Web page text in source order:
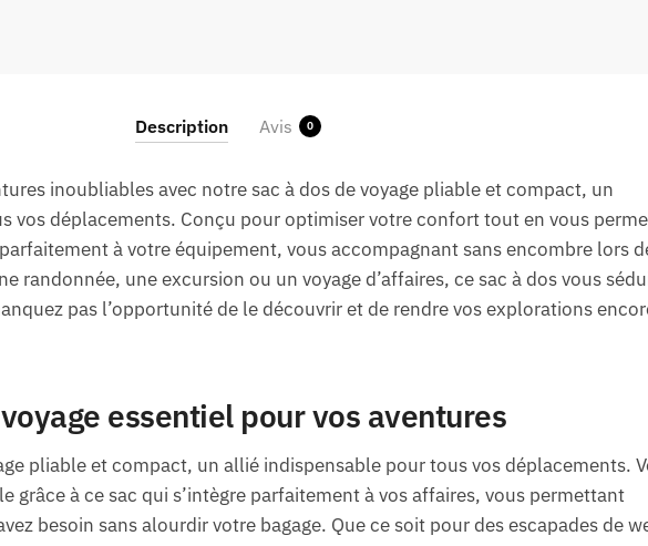
Description Avis 0
inoubliables avec notre sac à dos de voyage pliable et compact, un
vos déplacements. Conçu pour optimiser votre confort tout en vous
à votre équipement, vous accompagnant sans encombre lors
randonnée, une excursion ou un voyage d’affaires, ce sac à dos vous
pas l’opportunité de le découvrir et de rendre vos explorations
essentiel pour vos aventures
pliable et compact, un allié indispensable pour tous vos déplacements.
grâce à ce sac qui s’intègre parfaitement à vos affaires, vous permettant
besoin sans alourdir votre bagage. Que ce soit pour des escapades de